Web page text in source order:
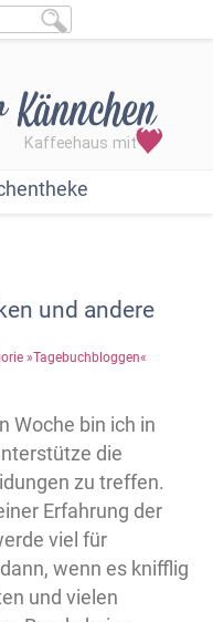
und andere
»Tagebuchbloggen«
Woche bin ich in
die
zu treffen.
Erfahrung der
viel für
wenn es knifflig
und vielen